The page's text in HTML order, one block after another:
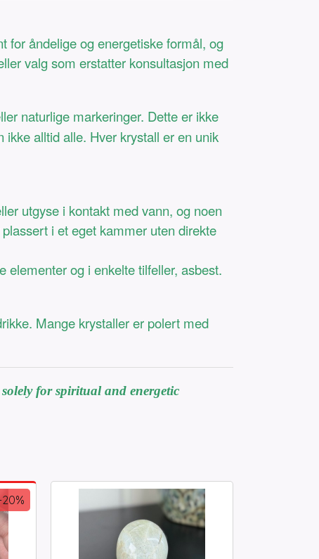
for åndelige og energetiske formål, og
valg som erstatter konsultasjon med
naturlige markeringer. Dette er ikke
alltid alle. Hver krystall er en unik
utgyse i kontakt med vann, og noen
i et eget kammer uten direkte
elementer og i enkelte tilfeller, asbest.
Mange krystaller er polert med
for spiritual and energetic
20%